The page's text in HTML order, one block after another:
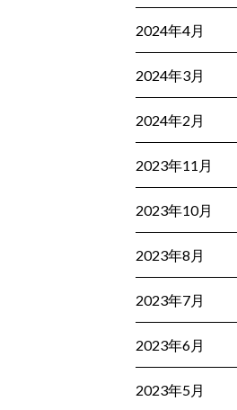
2024年4月
2024年3月
2024年2月
2023年11月
2023年10月
2023年8月
2023年7月
2023年6月
2023年5月